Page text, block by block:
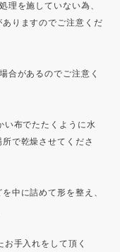
理を施していない為、
りますのでご注意くだ
合があるのでご注意く
布でたたくように水
で乾燥させてくださ
中に詰めて形を整え、
手入れをして頂く